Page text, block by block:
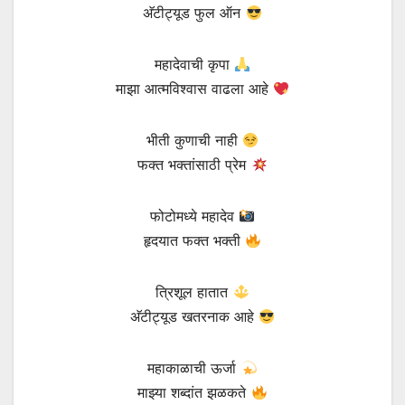
अ‍ॅटीट्यूड फुल ऑन
महादेवाची कृपा
माझा आत्मविश्वास वाढला आहे
भीती कुणाची नाही
फक्त भक्तांसाठी प्रेम
फोटोमध्ये महादेव
हृदयात फक्त भक्ती
त्रिशूल हातात
अ‍ॅटीट्यूड खतरनाक आहे
महाकाळाची ऊर्जा
माझ्या शब्दांत झळकते